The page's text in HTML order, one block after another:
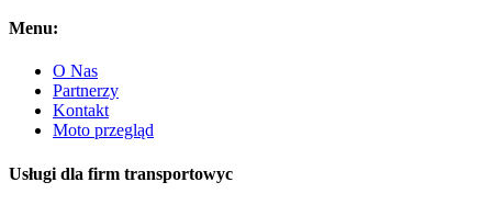
Menu:
O Nas
Partnerzy
Kontakt
Moto przegląd
Usługi dla firm transportowyc